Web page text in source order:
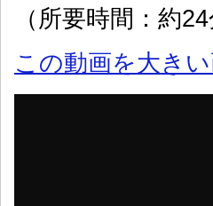
（所要時間：約24
この動画を大き